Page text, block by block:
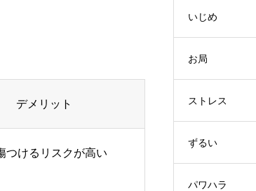
デメリット
つけるリスクが高い
いじめ
お局
ストレス
ずるい
パワハラ